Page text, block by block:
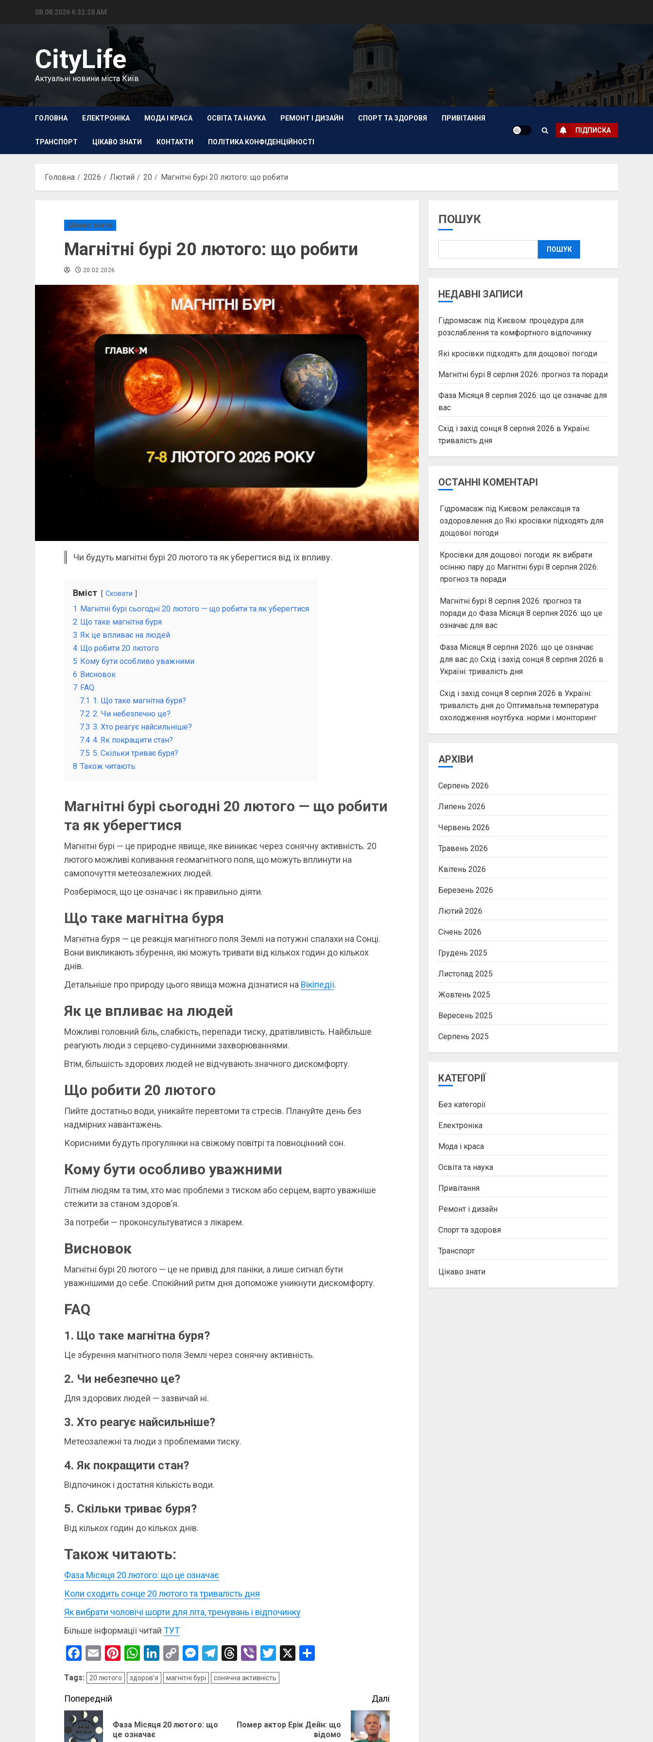
08.08.2026 6:32:29 AM
CityLife
Актуальні новини міста Київ
ГОЛОВНА ЕЛЕКТРОНІКА МОДА І КРАСА ОСВІТА ТА НАУКА РЕМОНТ І ДИЗАЙН СПОРТ ТА ЗДОРОВЯ ПРИВІТАННЯ
ТРАНСПОРТ ЦІКАВО ЗНАТИ КОНТАКТИ ПОЛІТИКА КОНФІДЕНЦІЙНОСТІ
ПІДПИСКА
Головна 2026 Лютий 20 Магнітні бурі 20 лютого: що робити
Цікаво знати
Магнітні бурі 20 лютого: що робити
20.02.2026
Чи будуть магнітні бурі 20 лютого та як уберегтися від їх впливу.
Вміст Сховати
1 Магнітні бурі сьогодні 20 лютого — що робити та як уберегтися
2 Що таке магнітна буря
3 Як це впливає на людей
4 Що робити 20 лютого
5 Кому бути особливо уважними
6 Висновок
7 FAQ
7.1 1. Що таке магнітна буря?
7.2 2. Чи небезпечно це?
7.3 3. Хто реагує найсильніше?
7.4 4. Як покращити стан?
7.5 5. Скільки триває буря?
8 Також читають:
Магнітні бурі сьогодні 20 лютого — що робити
та як уберегтися
Магнітні бурі — це природне явище, яке виникає через сонячну активність. 20
лютого можливі коливання геомагнітного поля, що можуть вплинути на
самопочуття метеозалежних людей.
Розберімося, що це означає і як правильно діяти.
Що таке магнітна буря
Магнітна буря — це реакція магнітного поля Землі на потужні спалахи на Сонці.
Вони викликають збурення, які можуть тривати від кількох годин до кількох
днів.
Детальніше про природу цього явища можна дізнатися на Вікіпедії.
Як це впливає на людей
Можливі головний біль, слабкість, перепади тиску, дратівливість. Найбільше
реагують люди з серцево-судинними захворюваннями.
Втім, більшість здорових людей не відчувають значного дискомфорту.
Що робити 20 лютого
Пийте достатньо води, уникайте перевтоми та стресів. Плануйте день без
надмірних навантажень.
Корисними будуть прогулянки на свіжому повітрі та повноцінний сон.
Кому бути особливо уважними
Літнім людям та тим, хто має проблеми з тиском або серцем, варто уважніше
стежити за станом здоров’я.
За потреби — проконсультуватися з лікарем.
Висновок
Магнітні бурі 20 лютого — це не привід для паніки, а лише сигнал бути
уважнішими до себе. Спокійний ритм дня допоможе уникнути дискомфорту.
FAQ
1. Що таке магнітна буря?
Це збурення магнітного поля Землі через сонячну активність.
2. Чи небезпечно це?
Для здорових людей — зазвичай ні.
3. Хто реагує найсильніше?
Метеозалежні та люди з проблемами тиску.
4. Як покращити стан?
Відпочинок і достатня кількість води.
5. Скільки триває буря?
Від кількох годин до кількох днів.
Також читають:
Фаза Місяця 20 лютого: що це означає
Коли сходить сонце 20 лютого та тривалість дня
Як вибрати чоловічі шорти для літа, тренувань і відпочинку
Більше інформації читай ТУТ
Facebook
EmailPinterest
WhatsApp
LinkedIn
Copy
Link
Messenger
Telegram
Threads
ViberTwitter
X
Tags: 20 лютого здоров’я магнітні бурі сонячна активність
Post
navigation
Попередній
Попередній
Фаза Місяця 20 лютого: що
це означає
Далі
Наступний
Помер актор Ерік Дейн: що
відомо
ПОШУК
ПОШУК
НЕДАВНІ ЗАПИСИ
Гідромасаж під Києвом: процедура для
розслаблення та комфортного відпочинку
Які кросівки підходять для дощової погоди
Магнітні бурі 8 серпня 2026: прогноз та поради
Фаза Місяця 8 серпня 2026: що це означає для
вас
Схід і захід сонця 8 серпня 2026 в Україні:
тривалість дня
ОСТАННІ КОМЕНТАРІ
Гідромасаж під Києвом: релаксація та
оздоровленнядо Які кросівки підходять для
дощової погоди
Кросівки для дощової погоди: як вибрати
осінню парудо Магнітні бурі 8 серпня 2026:
прогноз та поради
Магнітні бурі 8 серпня 2026: прогноз та
порадидо Фаза Місяця 8 серпня 2026: що це
означає для вас
Фаза Місяця 8 серпня 2026: що це означає
для васдо Схід і захід сонця 8 серпня 2026 в
Україні: тривалість дня
Схід і захід сонця 8 серпня 2026 в Україні:
тривалість днядо Оптимальна температура
охолодження ноутбука: норми і моніторинг
АРХІВИ
Серпень 2026
Липень 2026
Червень 2026
Травень 2026
Квітень 2026
Березень 2026
Лютий 2026
Січень 2026
Грудень 2025
Листопад 2025
Жовтень 2025
Вересень 2025
Серпень 2025
КАТЕГОРІЇ
Без категорії
Електроніка
Мода і краса
Освіта та наука
Привітання
Ремонт і дизайн
Спорт та здоровя
Транспорт
Цікаво знати